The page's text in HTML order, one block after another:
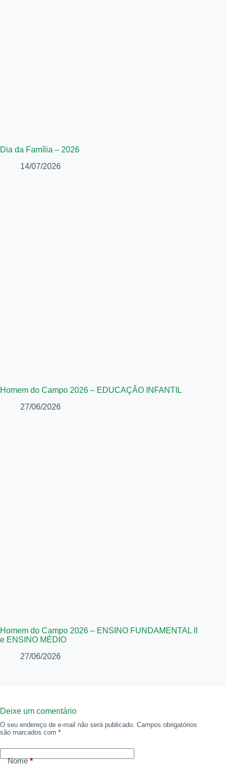
Dia da Família – 2026
14/07/2026
Homem do Campo 2026 – EDUCAÇÃO INFANTIL
27/06/2026
Homem do Campo 2026 – ENSINO FUNDAMENTAL II
e ENSINO MÉDIO
27/06/2026
Deixe um comentário
O seu endereço de e-mail não será publicado. Campos obrigatórios
são marcados com *
Nome*